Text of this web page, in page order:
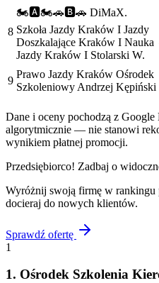
8
🏍️️🅰️🏍️🚗🅱️🚗 DiMaX.
Szkoła Jazdy Kraków I Jazdy
Doszkalające Kraków I Nauka
Jazdy Kraków I Stolarski W.
9
Prawo Jazdy Kraków Ośrodek
Szkoleniowy Andrzej Kępiński
Dane i oceny pochodzą z
algorytmicznie — nie stanowi
wynikiem płatnej promocji.
Przedsiębiorco! Zadbaj o
Wyróżnij swoją firmę w rankingu
docieraj do nowych klientów.
Sprawdź ofertę
1
1. Ośrodek Szkolenia